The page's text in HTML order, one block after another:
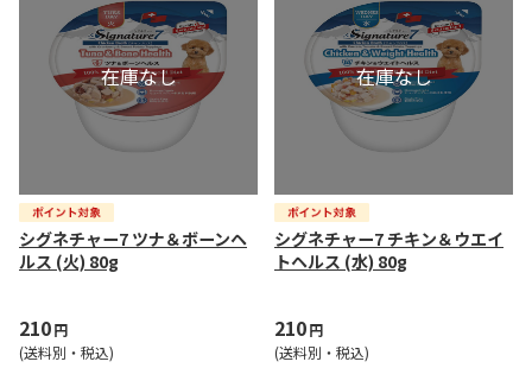
シグネチャー7 ツナ＆ボーンヘ
ルス (火) 80g
210円
(送料別・税込)
シグネチャー7 チキン＆ウエイ
トヘルス (水) 80g
210円
(送料別・税込)